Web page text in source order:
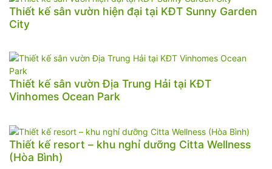
Thiết kế sân vườn hiện đại tại KĐT Sunny Garden
City
Thiết kế sân vườn Địa Trung Hải tại KĐT
Vinhomes Ocean Park
Thiết kế resort – khu nghỉ dưỡng Citta Wellness
(Hòa Bình)